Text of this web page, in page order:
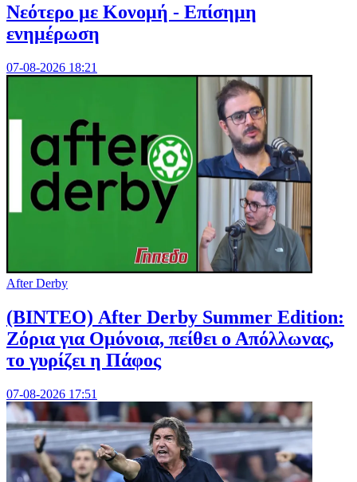
Νεότερο με Κονομή - Επίσημη
ενημέρωση
07-08-2026 18:21
After Derby
(ΒΙΝΤΕΟ) After Derby Summer Edition:
Ζόρια για Ομόνοια, πείθει ο Απόλλωνας,
το γυρίζει η Πάφος
07-08-2026 17:51